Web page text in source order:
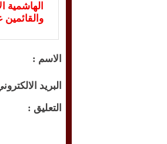
الهاشمية
والقائمين
الاسم :
البريد
التعليق :